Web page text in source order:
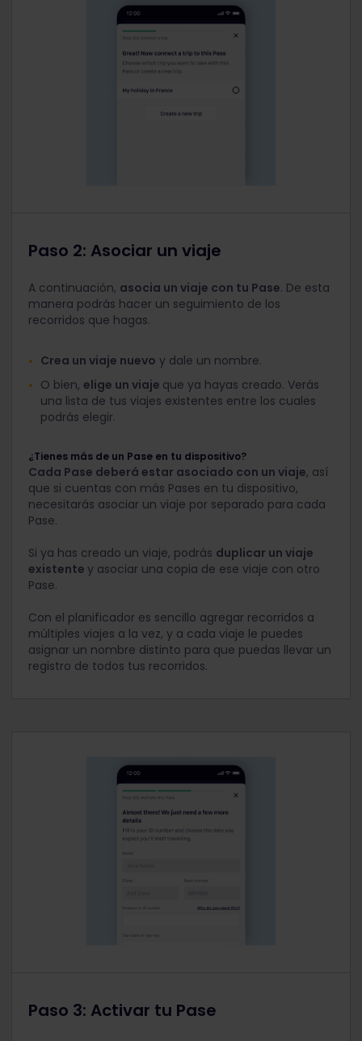
Paso 2: Asociar un viaje
A continuación, asocia un viaje con tu Pase. De esta
manera podrás hacer un seguimiento de los
recorridos que hagas.
Crea un viaje nuevo y dale un nombre.
O bien, elige un viaje que ya hayas creado. Verás
una lista de tus viajes existentes entre los cuales
podrás elegir.
¿Tienes más de un Pase en tu dispositivo?
Cada Pase deberá estar asociado con un viaje, así
que si cuentas con más Pases en tu dispositivo,
necesitarás asociar un viaje por separado para cada
Pase.
Si ya has creado un viaje, podrás duplicar un viaje
existente y asociar una copia de ese viaje con otro
Pase.
Con el planificador es sencillo agregar recorridos a
múltiples viajes a la vez, y a cada viaje le puedes
asignar un nombre distinto para que puedas llevar un
registro de todos tus recorridos.
Paso 3: Activar tu Pase